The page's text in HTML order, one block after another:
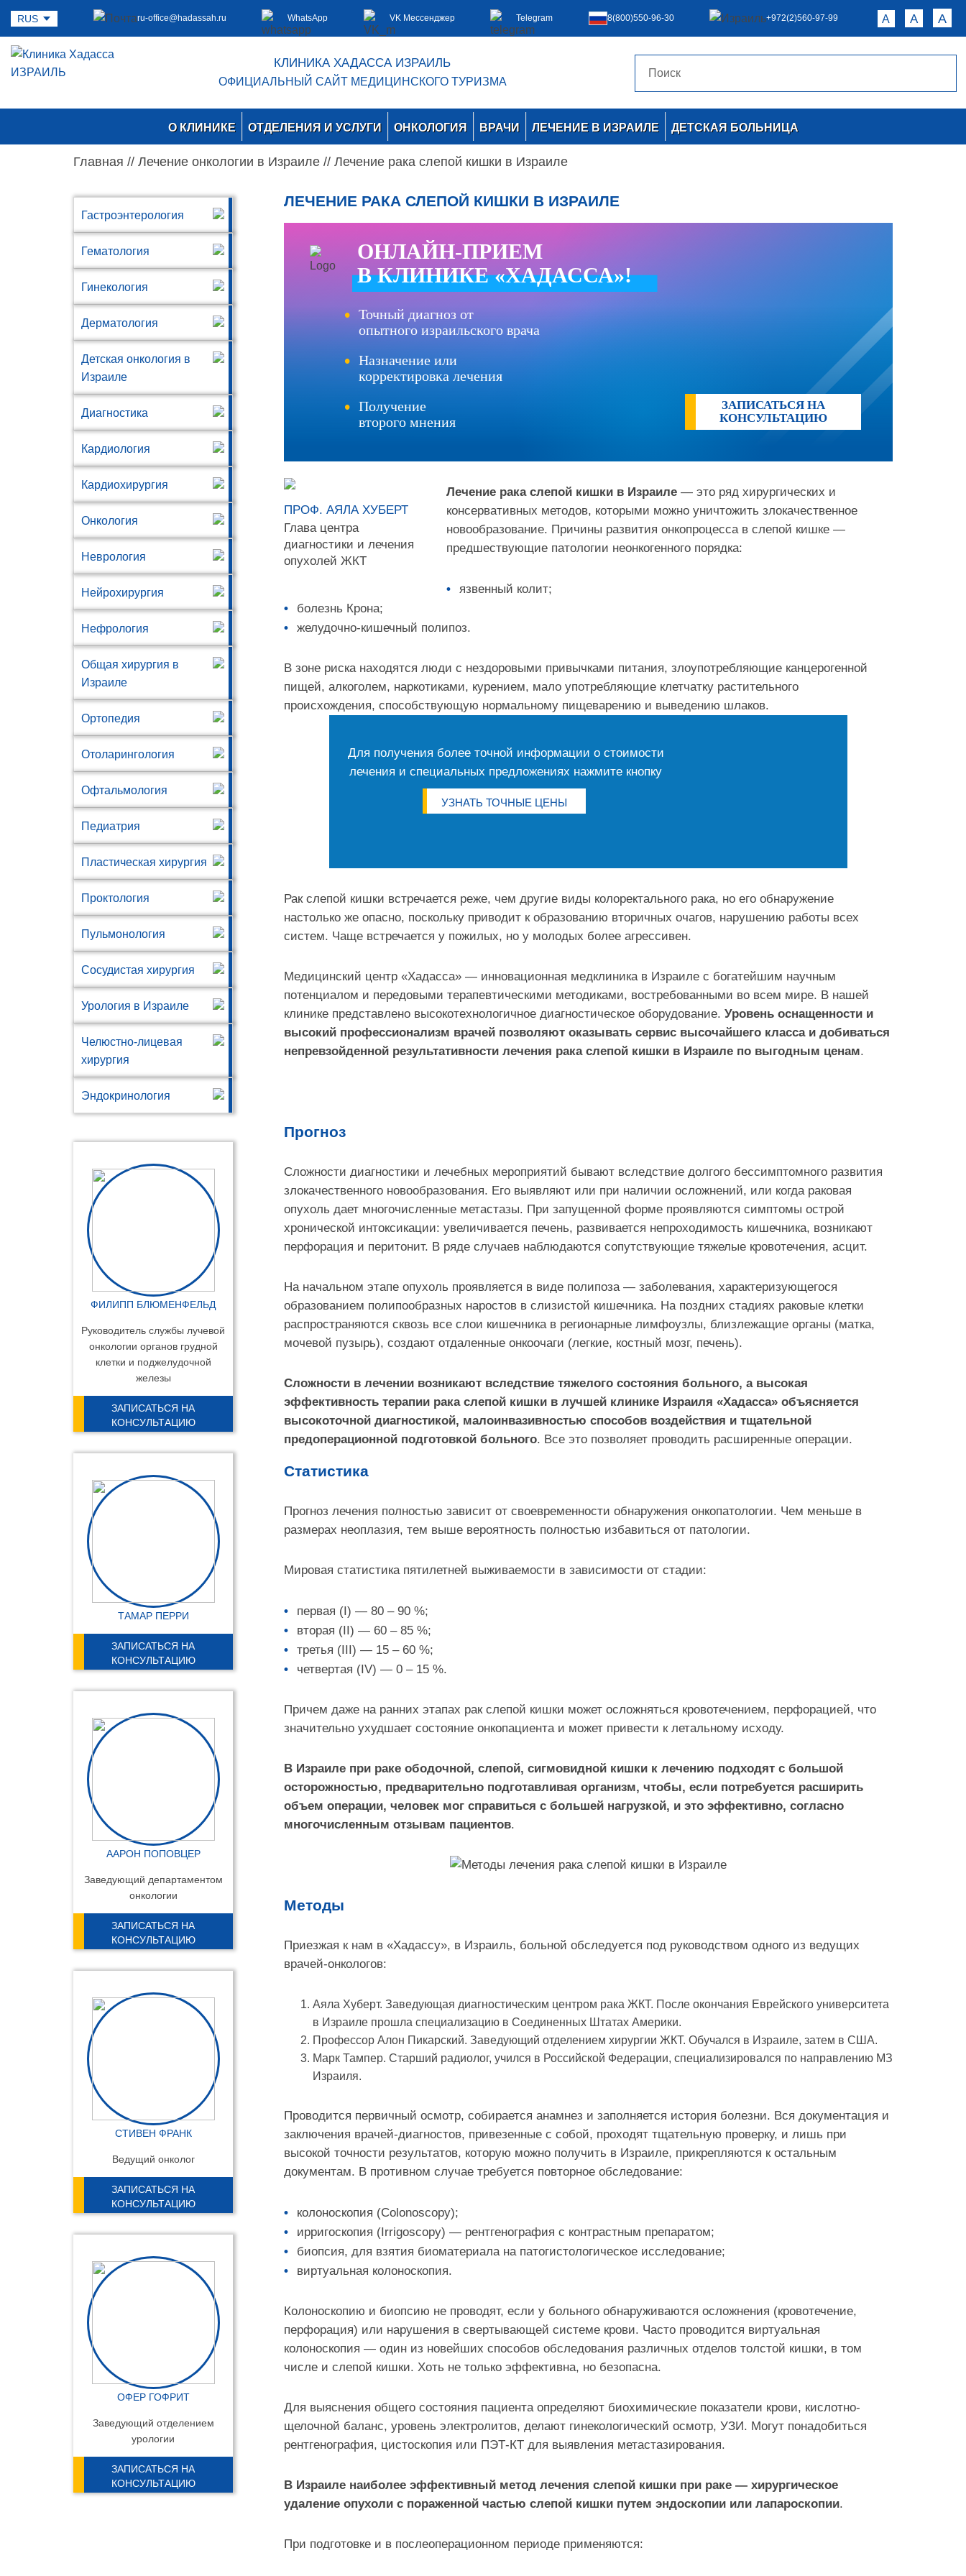
ru-office@hadassah.ru WhatsApp VK Мессенджер Telegram 8(800)550-96-30 +972(2)560-97-99 A A A
КЛИНИКА ХАДАССА ИЗРАИЛЬ
ОФИЦИАЛЬНЫЙ САЙТ МЕДИЦИНСКОГО ТУРИЗМА
О КЛИНИКЕ ОТДЕЛЕНИЯ И УСЛУГИ ОНКОЛОГИЯ ВРАЧИ ЛЕЧЕНИЕ В ИЗРАИЛЕ ДЕТСКАЯ БОЛЬНИЦА
Главная // Лечение онкологии в Израиле // Лечение рака слепой кишки в Израиле
Гастроэнтерология
Гематология
Гинекология
Дерматология
Детская онкология в
Израиле
Диагностика
Кардиология
Кардиохирургия
Онкология
Неврология
Нейрохирургия
Нефрология
Общая хирургия в
Израиле
Ортопедия
Отоларингология
Офтальмология
Педиатрия
Пластическая хирургия
Проктология
Пульмонология
Сосудистая хирургия
Урология в Израиле
Челюстно-лицевая
хирургия
Эндокринология
ФИЛИПП БЛЮМЕНФЕЛЬД
Руководитель службы лучевой
онкологии органов грудной
клетки и поджелудочной
железы
ЗАПИСАТЬСЯ НА
КОНСУЛЬТАЦИЮ
ТАМАР ПЕРРИ
ЗАПИСАТЬСЯ НА
КОНСУЛЬТАЦИЮ
ААРОН ПОПОВЦЕР
Заведующий департаментом
онкологии
ЗАПИСАТЬСЯ НА
КОНСУЛЬТАЦИЮ
СТИВЕН ФРАНК
Ведущий онколог
ЗАПИСАТЬСЯ НА
КОНСУЛЬТАЦИЮ
ОФЕР ГОФРИТ
Заведующий отделением
урологии
ЗАПИСАТЬСЯ НА
КОНСУЛЬТАЦИЮ
ЛЕЧЕНИЕ РАКА СЛЕПОЙ КИШКИ В ИЗРАИЛЕ
ОНЛАЙН-ПРИЕМ
В КЛИНИКЕ «ХАДАССА»!
Точный диагноз от
опытного израильского врача
Назначение или
корректировка лечения
Получение
второго мнения
ЗАПИСАТЬСЯ НА
КОНСУЛЬТАЦИЮ
ПРОФ. АЯЛА ХУБЕРТ
Глава центра
диагностики и лечения
опухолей ЖКТ
Лечение рака слепой кишки в Израиле— это ряд хирургических и
консервативных методов, которыми можно уничтожить злокачественное
новообразование. Причины развития онкопроцесса в слепой кишке —
предшествующие патологии неонкогенного порядка:
язвенный колит;
болезнь Крона;
желудочно-кишечный полипоз.
В зоне риска находятся люди с нездоровыми привычками питания, злоупотребляющие канцерогенной
пищей, алкоголем, наркотиками, курением, мало употребляющие клетчатку растительного
происхождения, способствующую нормальному пищеварению и выведению шлаков.
Для получения более точной информации о стоимости
лечения и специальных предложениях нажмите кнопку
УЗНАТЬ ТОЧНЫЕ ЦЕНЫ
Рак слепой кишки встречается реже, чем другие виды колоректального рака, но его обнаружение
настолько же опасно, поскольку приводит к образованию вторичных очагов, нарушению работы всех
систем. Чаще встречается у пожилых, но у молодых более агрессивен.
Медицинский центр «Хадасса» — инновационная медклиника в Израиле с богатейшим научным
потенциалом и передовыми терапевтическими методиками, востребованными во всем мире. В нашей
клинике представлено высокотехнологичное диагностическое оборудование. Уровень оснащенности и
высокий профессионализм врачей позволяют оказывать сервис высочайшего класса и добиваться
непревзойденной результативности лечения рака слепой кишки в Израиле по выгодным ценам.
Прогноз
Сложности диагностики и лечебных мероприятий бывают вследствие долгого бессимптомного развития
злокачественного новообразования. Его выявляют или при наличии осложнений, или когда раковая
опухоль дает многочисленные метастазы. При запущенной форме проявляются симптомы острой
хронической интоксикации: увеличивается печень, развивается непроходимость кишечника, возникают
перфорация и перитонит. В ряде случаев наблюдаются сопутствующие тяжелые кровотечения, асцит.
На начальном этапе опухоль проявляется в виде полипоза — заболевания, характеризующегося
образованием полипообразных наростов в слизистой кишечника. На поздних стадиях раковые клетки
распространяются сквозь все слои кишечника в регионарные лимфоузлы, близлежащие органы (матка,
мочевой пузырь), создают отдаленные онкоочаги (легкие, костный мозг, печень).
Сложности в лечении возникают вследствие тяжелого состояния больного, а высокая
эффективность терапии рака слепой кишки в лучшей клинике Израиля «Хадасса» объясняется
высокоточной диагностикой, малоинвазивностью способов воздействия и тщательной
предоперационной подготовкой больного. Все это позволяет проводить расширенные операции.
Статистика
Прогноз лечения полностью зависит от своевременности обнаружения онкопатологии. Чем меньше в
размерах неоплазия, тем выше вероятность полностью избавиться от патологии.
Мировая статистика пятилетней выживаемости в зависимости от стадии:
первая (I) — 80 – 90 %;
вторая (II) — 60 – 85 %;
третья (III) — 15 – 60 %;
четвертая (IV) — 0 – 15 %.
Причем даже на ранних этапах рак слепой кишки может осложняться кровотечением, перфорацией, что
значительно ухудшает состояние онкопациента и может привести к летальному исходу.
В Израиле при раке ободочной, слепой, сигмовидной кишки к лечению подходят с большой
осторожностью, предварительно подготавливая организм, чтобы, если потребуется расширить
объем операции, человек мог справиться с большей нагрузкой, и это эффективно, согласно
многочисленным отзывам пациентов.
Методы
Приезжая к нам в «Хадассу», в Израиль, больной обследуется под руководством одного из ведущих
врачей-онкологов:
Аяла Хуберт. Заведующая диагностическим центром рака ЖКТ. После окончания Еврейского университета
в Израиле прошла специализацию в Соединенных Штатах Америки.
Профессор Алон Пикарский. Заведующий отделением хирургии ЖКТ. Обучался в Израиле, затем в США.
Марк Тампер. Старший радиолог, учился в Российской Федерации, специализировался по направлению МЗ
Израиля.
Проводится первичный осмотр, собирается анамнез и заполняется история болезни. Вся документация и
заключения врачей-диагностов, привезенные с собой, проходят тщательную проверку, и лишь при
высокой точности результатов, которую можно получить в Израиле, прикрепляются к остальным
документам. В противном случае требуется повторное обследование:
колоноскопия (Colonoscopy);
ирригоскопия (Irrigoscopy) — рентгенография с контрастным препаратом;
биопсия, для взятия биоматериала на патогистологическое исследование;
виртуальная колоноскопия.
Колоноскопию и биопсию не проводят, если у больного обнаруживаются осложнения (кровотечение,
перфорация) или нарушения в свертывающей системе крови. Часто проводится виртуальная
колоноскопия — один из новейших способов обследования различных отделов толстой кишки, в том
числе и слепой кишки. Хоть не только эффективна, но безопасна.
Для выяснения общего состояния пациента определяют биохимические показатели крови, кислотно-
щелочной баланс, уровень электролитов, делают гинекологический осмотр, УЗИ. Могут понадобиться
рентгенография, цистоскопия или ПЭТ-КТ для выявления метастазирования.
В Израиле наиболее эффективный метод лечения слепой кишки при раке — хирургическое
удаление опухоли с пораженной частью слепой кишки путем эндоскопии или лапароскопии.
При подготовке и в послеоперационном периоде применяются: